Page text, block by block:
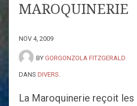
MAROQUINERIE
NOV 4, 2009
BY GORGONZOLA FITZGERALD
DANS DIVERS
La Maroquinerie reçoit les